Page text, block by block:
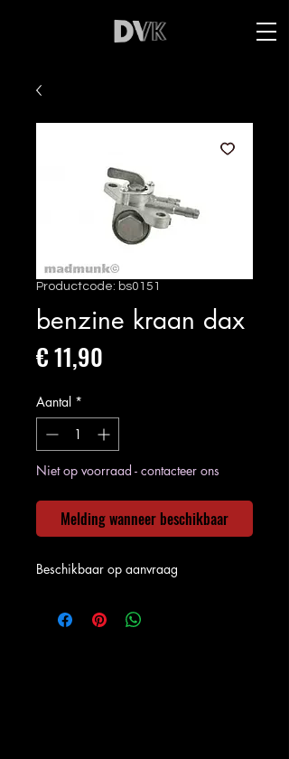
Productcode: bs0151
benzine kraan dax
€ 11,90
Aantal *
Niet op voorraad - contacteer ons
Melding wanneer beschikbaar
Beschikbaar op aanvraag